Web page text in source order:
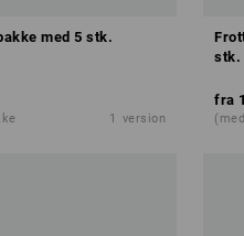
med 5 stk.
1 version
stk.
fra